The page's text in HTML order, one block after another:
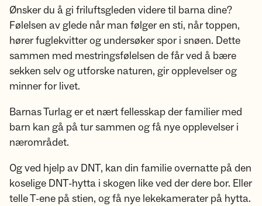
Ønsker du å gi friluftsgleden videre til barna dine?
Følelsen av glede når man følger en sti, når toppen,
hører fuglekvitter og undersøker spor i snøen. Dette
sammen med mestringsfølelsen de får ved å bære
sekken selv og utforske naturen, gir opplevelser og
minner for livet.
Barnas Turlag er et nært fellesskap der familier med
barn kan gå på tur sammen og få nye opplevelser i
nærområdet.
Og ved hjelp av DNT, kan din familie overnatte på den
koselige DNT-hytta i skogen like ved der dere bor. Eller
telle T-ene på stien, og få nye lekekamerater på hytta.